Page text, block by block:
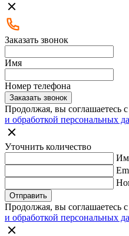
Заказать звонок
Имя
Номер телефона
Заказать звонок
Продолжая, вы соглашаетесь с
и обработкой персональных
Уточнить количество
Отправить
Продолжая, вы соглашаетесь с
и обработкой персональных